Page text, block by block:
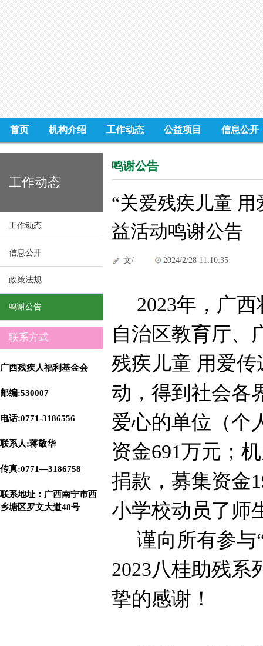
首页 机构介绍 工作动态 公益项目 信息公开
工作动态
工作动态
信息公开
政策法规
鸣谢公告
联系方式
广西残疾人福利基金会
邮编:530007
电话:0771-3186556
联系人:蒋敬华
传真:0771—3186758
联系地址 ：广西南宁市西
乡塘区罗文大道48号
鸣谢公告
“关爱残疾儿童
益活动鸣谢公告
文/ 2024/2/28 11:10:35
2023年，广西
自治区教育厅、
残疾儿童 用爱传
动，得到社会各
爱心的单位（个
资金691万元；
捐款，募集资金
小学校动员了师
谨向所有参与
2023八桂助残系
挚的感谢！